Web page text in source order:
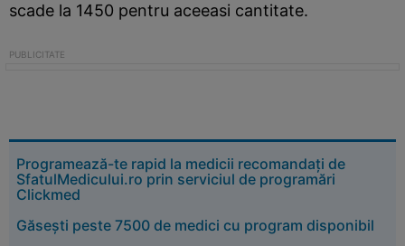
scade la 1450 pentru aceeasi cantitate.
Programează-te rapid la medicii recomandați de
SfatulMedicului.ro prin serviciul de programări
Clickmed
Găsești peste 7500 de medici cu program disponibil